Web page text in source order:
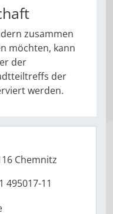
zusammen
möchten, kann
der
der
werden.
Chemnitz
495017-11